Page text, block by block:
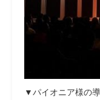
▼パイオニア様の